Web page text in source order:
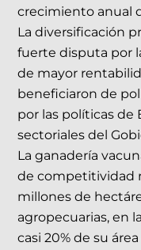
crecimiento anual
La diversificación
fuerte disputa por
de mayor
beneficiaron de
por las políticas de
sectoriales del
La ganadería
de competitividad
millones de
agropecuarias, en
casi 20% de su